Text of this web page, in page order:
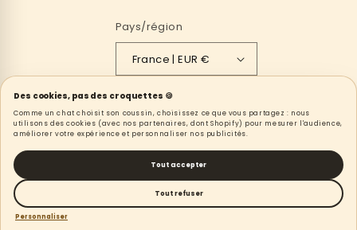
Pays/région
France | EUR €
Moyens
de
paiement
Les Toilettes De Minette
Politique de remboursement
Politique de confidentialité
Conditions d’utilisation
Des cookies, pas des croquettes 🍪
Comme un chat choisit son coussin, choisissez ce que vous partagez : nous
utilisons des cookies (avec nos partenaires, dont Shopify) pour mesurer l'audience,
améliorer votre expérience et personnaliser nos publicités.
Tout accepter
Tout refuser
Personnaliser